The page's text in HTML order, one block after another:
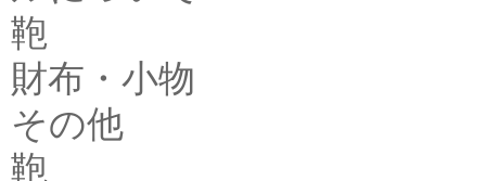
鞄
財布・小物
その他
鞄